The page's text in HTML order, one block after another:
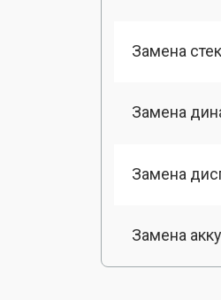
Замена
Замена
Замена
Замена